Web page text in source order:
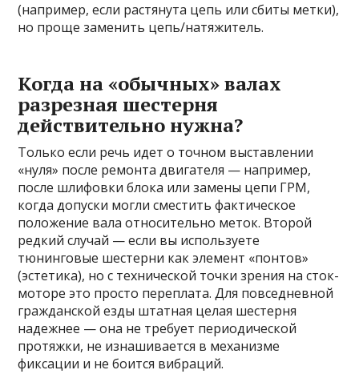
(например, если растянута цепь или сбиты метки),
но проще заменить цепь/натяжитель.
Когда на «обычных» валах
разрезная шестерня
действительно нужна?
Только если речь идет о точном выставлении
«нуля» после ремонта двигателя — например,
после шлифовки блока или замены цепи ГРМ,
когда допуски могли сместить фактическое
положение вала относительно меток. Второй
редкий случай — если вы используете
тюнинговые шестерни как элемент «понтов»
(эстетика), но с технической точки зрения на сток-
моторе это просто переплата. Для повседневной
гражданской езды штатная целая шестерня
надежнее — она не требует периодической
протяжки, не изнашивается в механизме
фиксации и не боится вибраций.